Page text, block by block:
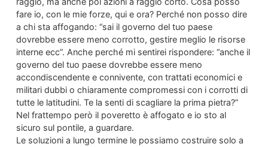
fare io, con le mie forze, qui e ora? Perché non posso dire
a chi sta affogando: “sai il governo del tuo paese
dovrebbe essere meno corrotto, gestire meglio le risorse
interne ecc”. Anche perché mi sentirei rispondere: “anche il
governo del tuo paese dovrebbe essere meno
accondiscendente e connivente, con trattati economici e
militari dubbi o chiaramente compromessi con i corrotti di
tutte le latitudini. Te la senti di scagliare la prima pietra?”
Nel frattempo però il poveretto è affogato e io sto al
sicuro sul pontile, a guardare.
Le soluzioni a lungo termine le possiamo costruire solo a